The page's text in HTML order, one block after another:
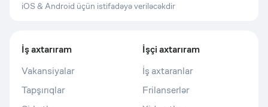
iOS & Android üçün istifadəyə veriləcəkdir
İş axtarıram
Vakansiyalar
Tapşırıqlar
İşçi axtarıram
İş axtaranlar
Frilanserlər